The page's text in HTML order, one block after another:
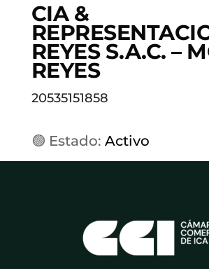
CIA &
REYES S.A.C. –
REYES
20535151858
🟢 Estado: Activo